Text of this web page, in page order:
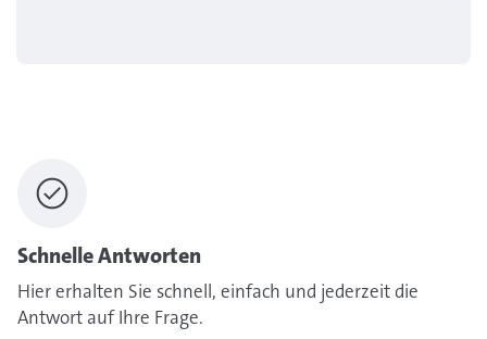
Schnelle Antworten
Hier erhalten Sie schnell, einfach und jederzeit die
Antwort auf Ihre Frage.